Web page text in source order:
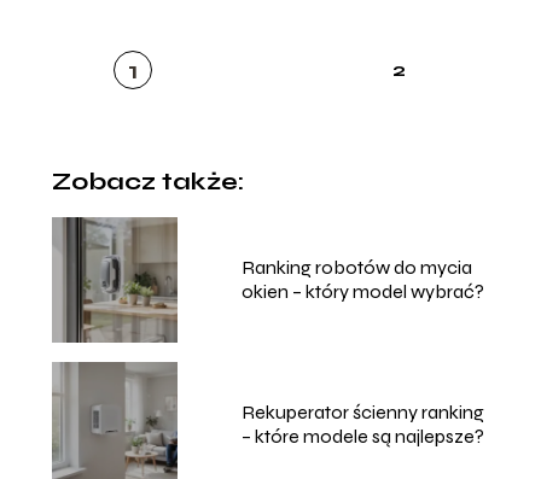
1 2
Zobacz także:
Ranking robotów do mycia
okien – który model wybrać?
Rekuperator ścienny ranking
– które modele są najlepsze?